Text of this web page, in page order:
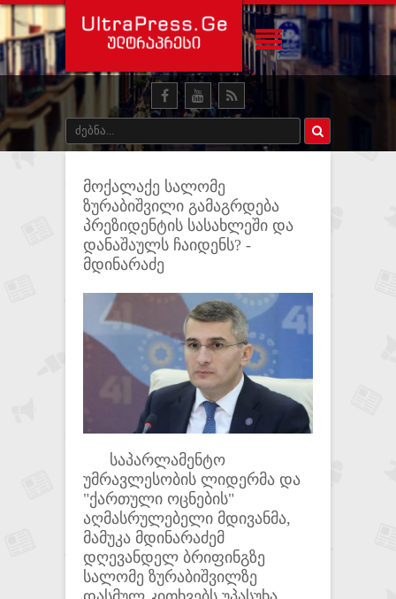
მოქალაქე სალომე
ზურაბიშვილი გამაგრდება
პრეზიდენტის სასახლეში და
დანაშაულს ჩაიდენს? -
მდინარაძე
საპარლამენტო
უმრავლესობის ლიდერმა და
"ქართული ოცნების"
აღმასრულებელი მდივანმა,
მამუკა მდინარაძემ
დღევანდელ ბრიფინგზე
სალომე ზურაბიშვილზე